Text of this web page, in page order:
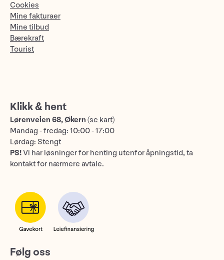
Cookies
Mine fakturaer
Mine tilbud
Bærekraft
Tourist
Klikk & hent
Lørenveien 68, Økern (se kart)
Mandag - fredag: 10:00 - 17:00
Lørdag: Stengt
PS!Vi har løsninger for henting utenfor åpningstid, ta
kontakt for nærmere avtale.
Følg oss